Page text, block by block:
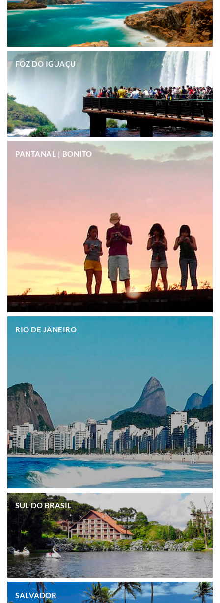
FOZ DO IGUAÇU
PANTANAL | BONITO
RIO DE JANEIRO
.
SUL DO BRASIL
SALVADOR